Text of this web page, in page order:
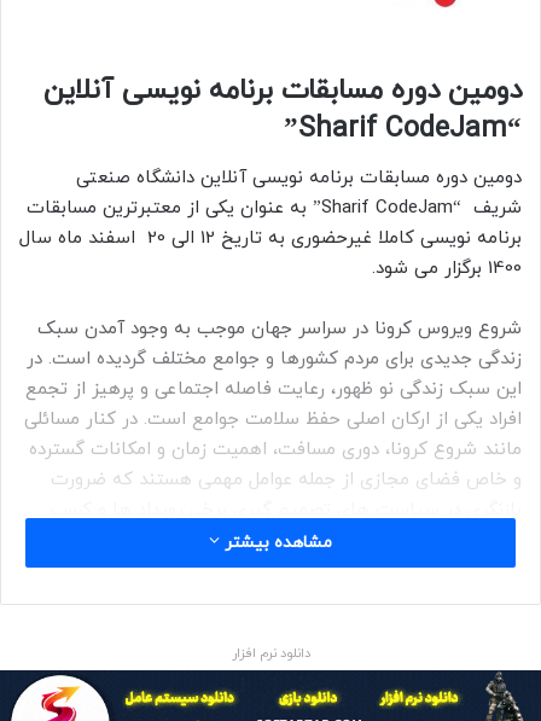
دومین دوره مسابقات برنامه نویسی آنلاین
“Sharif CodeJam”
دومین دوره مسابقات برنامه نویسی آنلاین دانشگاه صنعتی
شریف “Sharif CodeJam” به عنوان یکی از معتبرترین مسابقات
برنامه نویسی کاملا غیرحضوری به تاریخ 12 الی 20 اسفند ماه سال
1400 برگزار می شود.
شروع ویروس کرونا در سراسر جهان موجب به وجود آمدن سبک
زندگی جدیدی برای مردم کشورها و جوامع مختلف گردیده است. در
این سبک زندگی نو ظهور، رعایت فاصله اجتماعی و پرهیز از تجمع
افراد یکی از ارکان اصلی حفظ سلامت جوامع است. در کنار مسائلی
مانند شروع کرونا، دوری مسافت، اهمیت زمان و امکانات گسترده
و خاص فضای مجازی از جمله عوامل مهمی هستند که ضرورت
کارها که شاید تا قبل از این اتفاقات به ضرورت حضور در فضای
مجازی توجه کمتر داشتند را نشان دهد.
کسب و کارها است تا با بهره گیری از فناوری به روز و کارآمد
اطلاع رسانی چند رسانه ای، محصولات و خدمات خود را به شکل
مشاهده بیشتر
دانلود نرم افزار